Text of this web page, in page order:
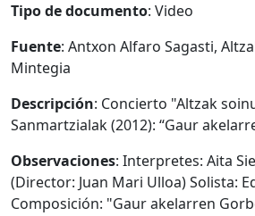
Tipo de documento: Video
Fuente: Antxon Alfaro Sagasti,
Mintegia
Descripción: Concierto "Altzak
Sanmartzialak (2012): “Gaur
Observaciones: Interpretes: Aita
(Director: Juan Mari Ulloa) Solista:
Composición: "Gaur akelarren